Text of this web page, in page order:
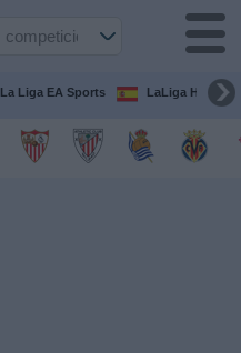
La Liga EA Sports LaLiga